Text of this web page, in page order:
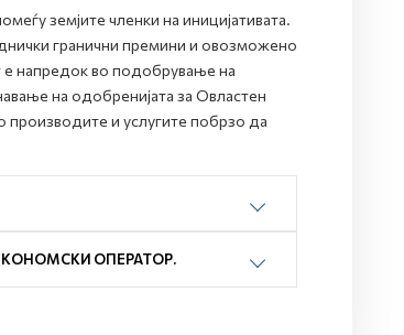
земјите членки на иницијативата.
гранични премини и овозможено
е напредок во подобрување на
на одобренијата за Овластен
и услугите побрзо да
ОПЕРАТОР.